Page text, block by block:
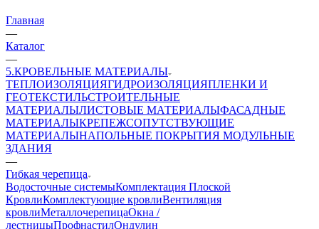
Главная
—
Каталог
—
5.КРОВЕЛЬНЫЕ МАТЕРИАЛЫ
ТЕПЛОИЗОЛЯЦИЯГИДРОИЗОЛЯЦИЯПЛЕНКИ И
ГЕОТЕКСТИЛЬСТРОИТЕЛЬНЫЕ
МАТЕРИАЛЫЛИСТОВЫЕ МАТЕРИАЛЫФАСАДНЫЕ
МАТЕРИАЛЫКРЕПЕЖСОПУТСТВУЮЩИЕ
МАТЕРИАЛЫНАПОЛЬНЫЕ ПОКРЫТИЯ МОДУЛЬНЫЕ
ЗДАНИЯ
—
Гибкая черепица
Водосточные системыКомплектация Плоской
КровлиКомплектующие кровлиВентиляция
кровлиМеталлочерепицаОкна /
лестницыПрофнастилОндулин